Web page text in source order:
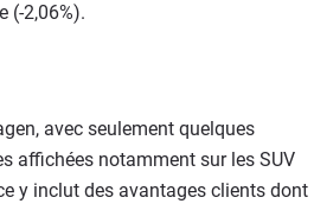
(-2,06%).
avec seulement quelques
affichées notamment sur les SUV
y inclut des avantages clients dont